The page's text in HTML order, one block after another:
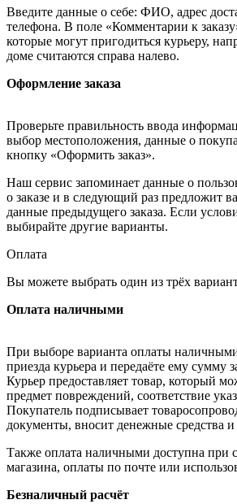
Введите данные о себе: ФИО, адрес
телефона. В поле «Комментарии к
которые могут пригодиться курьеру,
доме считаются справа налево.
Оформление заказа
Проверьте правильность ввода
выбор местоположения, данные о
кнопку «Оформить заказ».
Наш сервис запоминает данные о
о заказе и в следующий раз предложит
данные предыдущего заказа. Если
выбирайте другие варианты.
Оплата
Вы можете выбрать один из трёх
Оплата наличными
При выборе варианта оплаты
приезда курьера и передаёте ему сумму
Курьер предоставляет товар, который
предмет повреждений, соответствие
Покупатель подписывает
документы, вносит денежные средства и
Также оплата наличными доступна при
магазина, оплаты по почте или
Безналичный расчёт